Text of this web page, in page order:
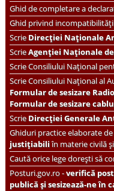
Ghid de completare a
Ghid privind
ScrieDirecției Naționale
ScrieAgenției Naționale
ScrieConsiliului Național
Scrie Consiliului Național al
Formular de sesizare
Formular de sesizare cablu
ScrieDirecției Generale
Ghiduri practice elaborate de
justițiabiliîn materie civilă
Caută orice lege dorești să
Posturi.gov.ro -verifică
publică și sesizează-ne în